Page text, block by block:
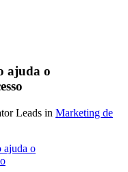
ajuda o
Leads in Marketing de